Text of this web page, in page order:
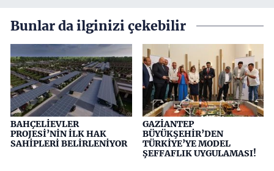
Bunlar da ilginizi çekebilir
BAHÇELİEVLER
PROJESİ’NİN İLK HAK
SAHİPLERİ BELİRLENİYOR
GAZİANTEP
BÜYÜKŞEHİR’DEN
TÜRKİYE’YE MODEL
ŞEFFAFLIK UYGULAMASI!